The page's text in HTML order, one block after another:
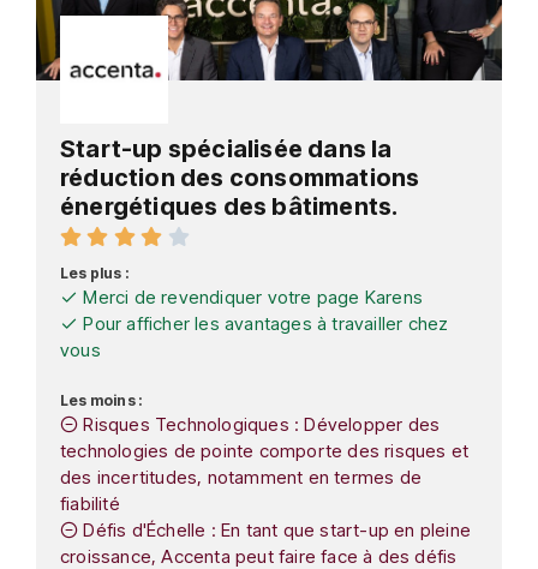
Start-up spécialisée dans la
réduction des consommations
énergétiques des bâtiments.
Les plus :
Merci de revendiquer votre page Karens
Pour afficher les avantages à travailler chez
vous
Les moins :
Risques Technologiques : Développer des
technologies de pointe comporte des risques et
des incertitudes, notamment en termes de
fiabilité
Défis d'Échelle : En tant que start-up en pleine
croissance, Accenta peut faire face à des défis